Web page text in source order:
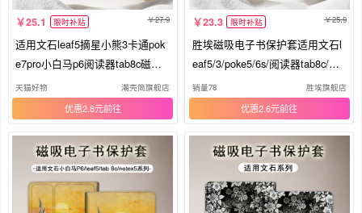
25.1 限时补贴 27.9
适用文石leaf5摘星小熊3卡通pok
e7pro小白马p6阅读器tab8c磁吸N
oteX6创意X5S/Air4C电子书BOO
X保护套电纸书壳
天猫好物 潮壳简旗舰店
优惠2.8元
23.3 限时补贴 25.9
胜埃磁吸电子书保护套适用文石l
eaf5/3/poke5/6s/阅读器tab8c/min
i/onyxbooxpage/7.8电纸书壳
销量78 胜埃旗舰店
优惠2.6元